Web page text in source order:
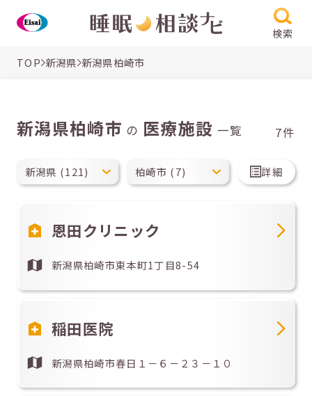
検索
TOP 新潟県 新潟県柏崎市
新潟県柏崎市 の 医療施設 一覧 7件
詳細
恩田クリニック
新潟県柏崎市東本町1丁目8-54
稲田医院
新潟県柏崎市春日１－６－２３－１０